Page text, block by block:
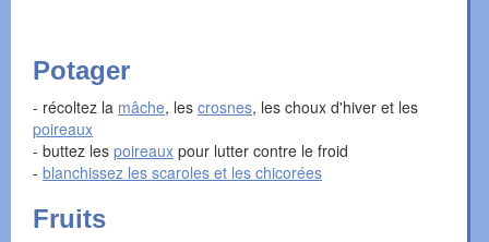
Potager
- récoltez la mâche, les crosnes, les choux d'hiver et les
poireaux
- buttez les poireaux pour lutter contre le froid
- blanchissez les scaroles et les chicorées
Fruits